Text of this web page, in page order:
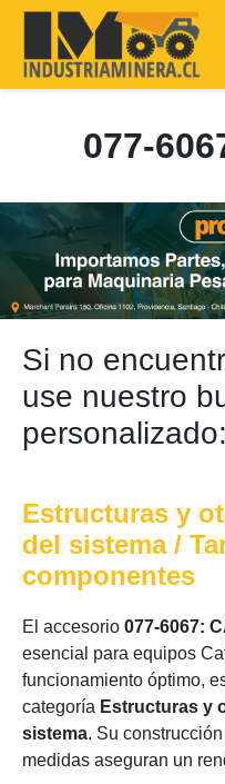
077-
Si no
use nuestro
personalizado:
Estructuras y
del sistema /
componentes
El accesorio 077-6067:
esencial para equipos
funcionamiento óptimo,
categoría Estructuras y
sistema. Su
medidas aseguran un